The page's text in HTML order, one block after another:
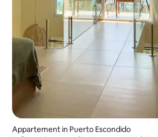
Appartement in Puerto Escondido